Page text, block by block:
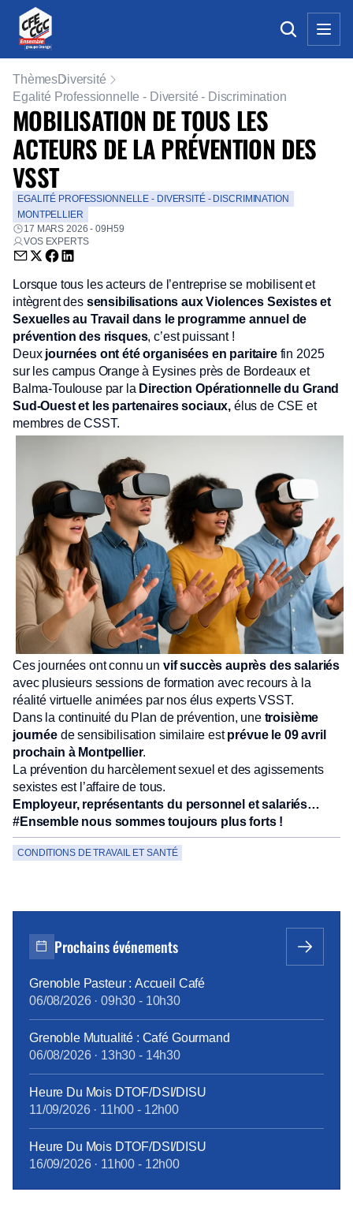
ThèmesDiversité
Egalité Professionnelle - Diversité - Discrimination
MOBILISATION DE TOUS LES
ACTEURS DE LA PRÉVENTION DES
VSST
EGALITÉ PROFESSIONNELLE - DIVERSITÉ - DISCRIMINATION
MONTPELLIER
17 MARS 2026 - 09H59
VOS EXPERTS
Envoyer par email (nouvelle fenêtre)
Partager sur Twitter (nouvelle fenêtre)
Partager sur Facebook (nouvelle fenêtre)
Partager sur LinkedIn (nouvelle fenêtre)
Lorsque tous les acteurs de l’entreprise se mobilisent et
intègrent des sensibilisations aux Violences Sexistes et
Sexuelles au Travail dans le programme annuel de
prévention des risques, c’est puissant !
Deux journées ont été organisées en paritairefin 2025
sur les campus Orange à Eysines près de Bordeaux et
Balma-Toulouse par la Direction Opérationnelle du Grand
Sud-Ouest et les partenaires sociaux, élus de CSE et
membres de CSST.
Ces journées ont connu un vif succès auprès des salariés
avec plusieurs sessions de formation avec recours à la
réalité virtuelle animées par nos élus experts VSST.
Dans la continuité du Plan de prévention, une troisième
journéede sensibilisation similaire estprévue le 09 avril
prochain à Montpellier.
La prévention du harcèlement sexuel et des agissements
sexistes est l’affaire de tous.
Employeur, représentants du personnel et salariés…
#Ensemble nous sommes toujours plus forts !
CONDITIONS DE TRAVAIL ET SANTÉ
Prochains événements
Grenoble Pasteur : Accueil Café
06/08/2026· 09h30 - 10h30
Grenoble Mutualité : Café Gourmand
06/08/2026· 13h30 - 14h30
Heure Du Mois DTOF/DSI/DISU
11/09/2026· 11h00 - 12h00
Heure Du Mois DTOF/DSI/DISU
16/09/2026· 11h00 - 12h00